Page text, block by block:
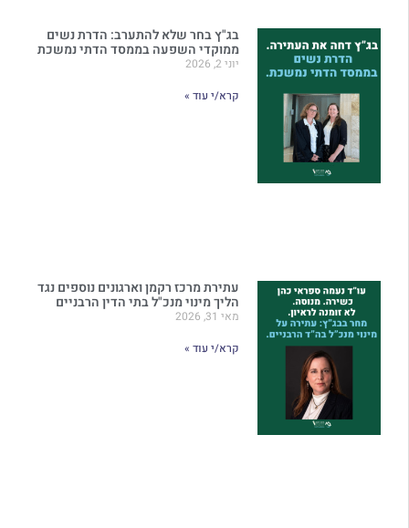
בג"ץ בחר שלא להתערב: הדרת נשים
ממוקדי השפעה בממסד הדתי נמשכת
יוני 2, 2026
קרא/י עוד »
עתירת מרכז רקמן וארגונים נוספים נגד
הליך מינוי מנכ"ל בתי הדין הרבניים
מאי 31, 2026
קרא/י עוד »